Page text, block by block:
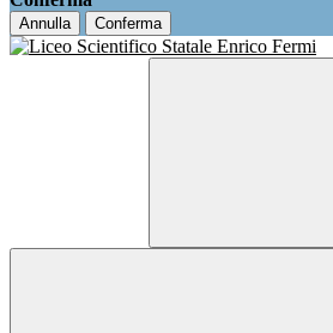
Annulla Conferma